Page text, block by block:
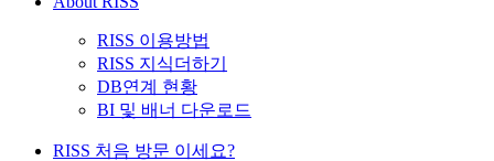
RISS 이용방법
RISS 지식더하기
DB연계 현황
BI 및 배너 다운로드
RISS 처음 방문 이세요?